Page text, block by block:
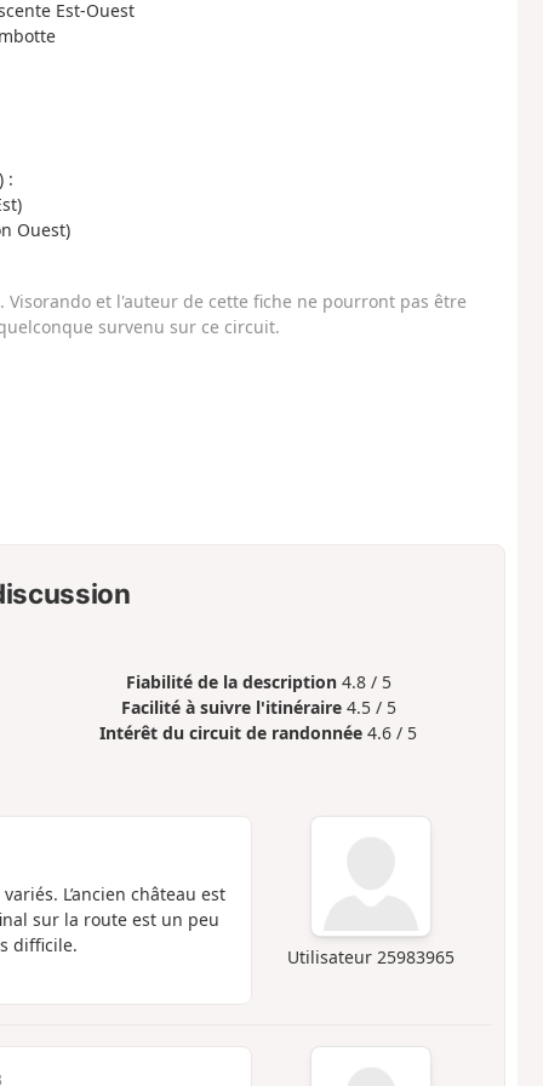
Est-Ouest
:
Ouest)
et l'auteur de cette fiche ne pourront pas être
survenu sur ce circuit.
Fiabilité de la description 4.8 / 5
Facilité à suivre l'itinéraire 4.5 / 5
Intérêt du circuit de randonnée 4.6 / 5
Utilisateur 25983965
L’ancien château est
sur la route est un peu
difficile.